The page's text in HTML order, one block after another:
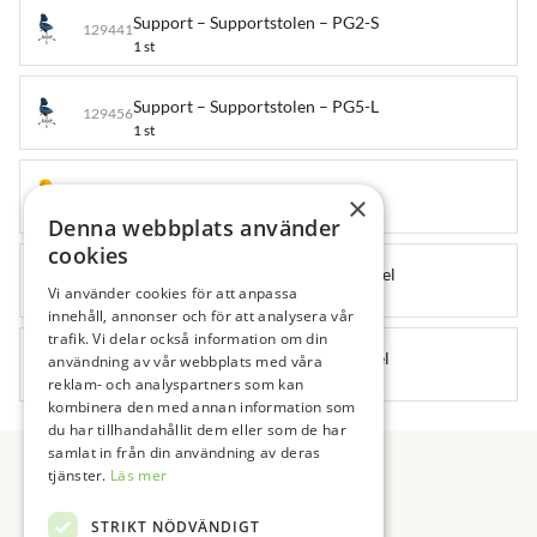
129441Support – Supportstolen – PG2-S
1 st
129456Support – Supportstolen – PG5-L
1 st
VELA – Latin 300/ 44-64 cm
XO – XO STOOL Hög – Utan klädsel
1 st
111317XO – XO STOOL Låg – Utan klädsel
1 st
Sidfot
×
Denna webbplats använder
cookies
Vi använder cookies för att anpassa
innehåll, annonser och för att analysera vår
trafik. Vi delar också information om din
användning av vår webbplats med våra
reklam- och analyspartners som kan
kombinera den med annan information som
du har tillhandahållit dem eller som de har
samlat in från din användning av deras
tjänster. Läs mer
STRIKT NÖDVÄNDIGT